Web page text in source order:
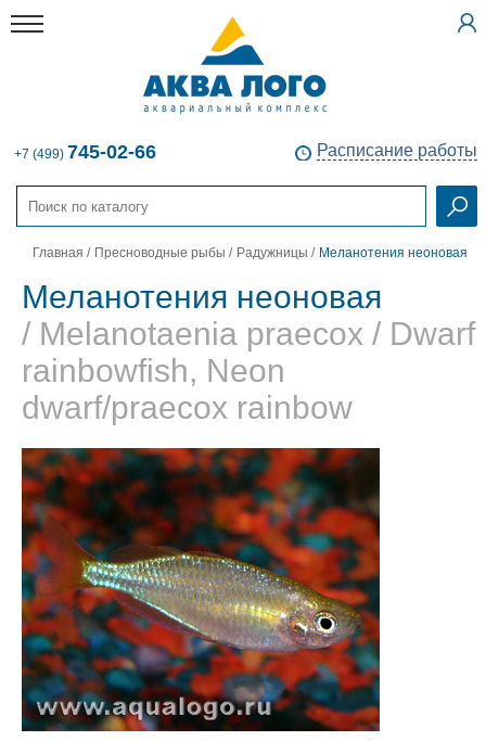
+7 (499) 745-02-66 Расписание работы
Главная / Пресноводные рыбы / Радужницы / Меланотения неоновая
Меланотения неоновая
/ Melanotaenia praecox / Dwarf
rainbowfish, Neon
dwarf/praecox rainbow